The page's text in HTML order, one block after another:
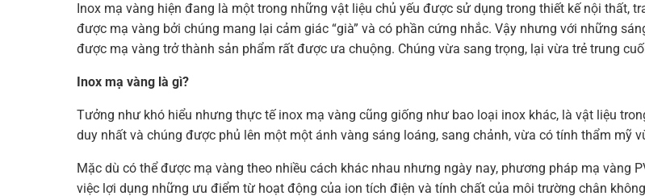
Inox mạ vàng hiện đang là một trong những vật liệu chủ yếu được sử dụng trong thiết kế nội thất,
được mạ vàng bởi chúng mang lại cảm giác “già” và có phần cứng nhắc. Vậy nhưng với những
được mạ vàng trở thành sản phẩm rất được ưa chuộng. Chúng vừa sang trọng, lại vừa trẻ trung
Inox mạ vàng là gì?
Tưởng như khó hiểu nhưng thực tế inox mạ vàng cũng giống như bao loại inox khác, là vật liệu
duy nhất và chúng được phủ lên một một ánh vàng sáng loáng, sang chảnh, vừa có tính thẩm mỹ
Mặc dù có thể được mạ vàng theo nhiều cách khác nhau nhưng ngày nay, phương pháp mạ vàng
việc lợi dụng những ưu điểm từ hoạt động của ion tích điện và tính chất của môi trường chân